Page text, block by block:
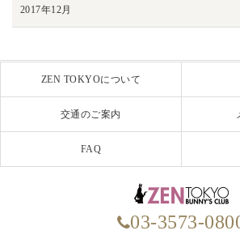
2017年12月
ZEN TOKYOについて
交通のご案内
FAQ
03-3573-